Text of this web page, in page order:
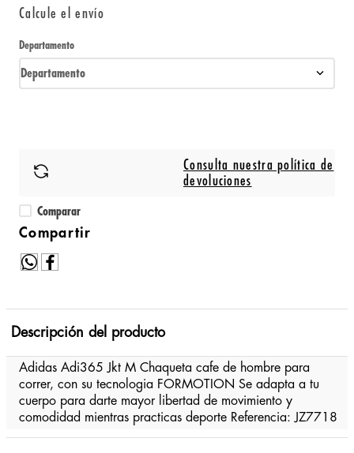
Calcule el envío
Departamento
Departamento
Consulta nuestra política de
devoluciones
Comparar
Descripción del producto
Adidas Adi365 Jkt M Chaqueta cafe de hombre para
correr, con su tecnologia FORMOTION Se adapta a tu
cuerpo para darte mayor libertad de movimiento y
comodidad mientras practicas deporte Referencia: JZ7718